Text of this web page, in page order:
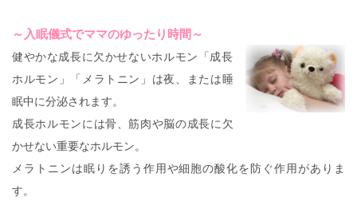
～入眠儀式でママのゆったり時間～
健やかな成長に欠かせないホルモン「成長
ホルモン」「メラトニン」は夜、または睡
眠中に分泌されます。
成長ホルモンには骨、筋肉や脳の成長に欠
かせない重要なホルモン。
メラトニンは眠りを誘う作用や細胞の酸化を防ぐ作用がありま
す。